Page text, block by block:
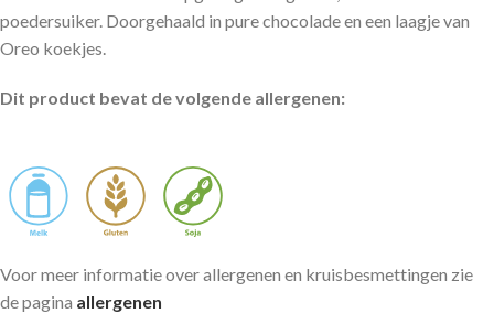
poedersuiker. Doorgehaald in pure chocolade en een laagje van
Oreo koekjes.
Dit product bevat de volgende allergenen:
Voor meer informatie over allergenen en kruisbesmettingen zie
de pagina allergenen